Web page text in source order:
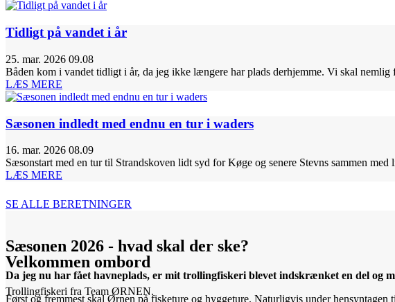
Velkommen ombord
Trollingfiskeri fra Team ØRNEN.
Tidligt på vandet i år
25. mar. 2026 09.08
Båden kom i vandet tidligt i år, da jeg ikke længere har plads derhjemme. Vi skal
LÆS MERE
Sæsonen indledt med endnu en tur i waders
16. mar. 2026 08.09
Sæsonstart med en tur til Strandskoven lidt syd for Køge og senere Stevns sammen
LÆS MERE
SE ALLE BERETNINGER
Sæsonen 2026 - hvad skal der ske?
Da jeg nu har fået havneplads, er mit trollingfiskeri blevet indskrænket en del og
Først og fremmest skal Ørnen på fisketure og hyggeture. Naturligvis under hensyntagen